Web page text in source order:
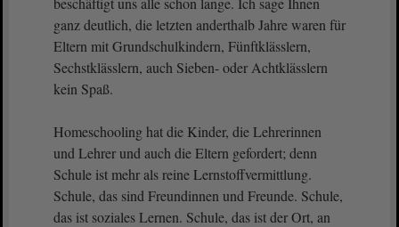
ganz deutlich, die letzten anderthalb Jahre waren für
Eltern mit Grundschulkindern, Fünftklässlern,
Sechstklässlern, auch Sieben- oder Achtklässlern
kein Spaß.
Homeschooling hat die Kinder, die Lehrerinnen
und Lehrer und auch die Eltern gefordert; denn
Schule ist mehr als reine Lernstoffvermittlung.
Schule, das sind Freundinnen und Freunde. Schule,
das ist soziales Lernen. Schule, das ist der Ort, an